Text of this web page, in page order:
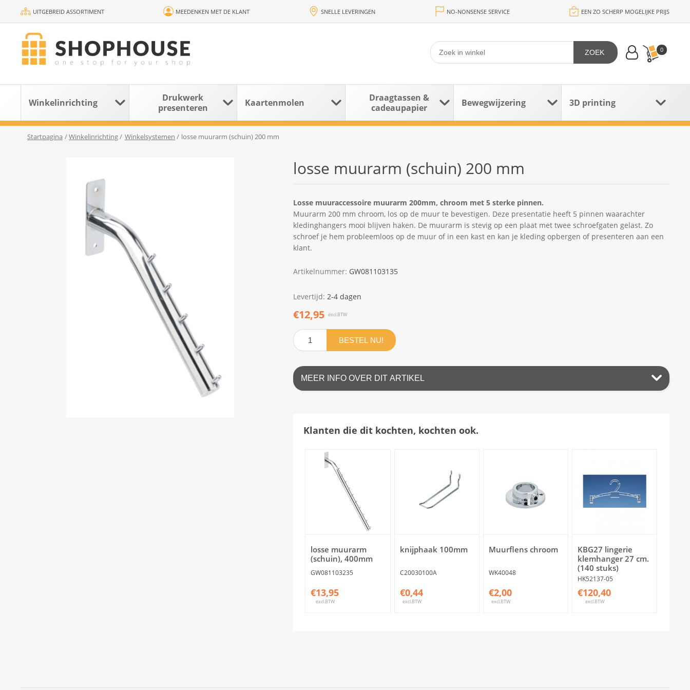
UITGEBREID ASSORTIMENT MEEDENKEN MET DE KLANT SNELLE LEVERINGEN NO-NONSENSE SERVICE EEN ZO SCHERP MOGELIJKE PRIJS
0
ZOEK
Winkelinrichting
Drukwerk
presenteren
Kaartenmolen
Draagtassen &
cadeaupapier
Bewegwijzering 3D printing
Startpagina /Winkelinrichting/ Winkelsystemen / losse muurarm (schuin) 200 mm
losse muurarm (schuin) 200 mm
Losse muuraccessoire muurarm 200mm, chroom met 5 sterke pinnen.
Muurarm 200 mm chroom, los op de muur te bevestigen. Deze presentatie heeft 5 pinnen waarachter
kledinghangers mooi blijven haken. De muurarm is stevig op een plaat met twee schroefgaten gelast. Zo
schroef je hem probleemloos op de muur of in een kast en kan je kleding opbergen of presenteren aan een
klant.
Artikelnummer: GW081103135
Levertijd: 2-4 dagen
€12,95 excl.BTW
BESTEL NU!
MEER INFO OVER DIT ARTIKEL
Klanten die dit kochten, kochten ook.
losse muurarm
(schuin), 400mm
GW081103235
€13,95
excl.BTW
knijphaak 100mm
C20030100A
€0,44
excl.BTW
Muurflens chroom
WK40048
€2,00
excl.BTW
KBG27 lingerie
klemhanger 27 cm.
(140 stuks)
HK52137-05
€120,40
excl.BTW